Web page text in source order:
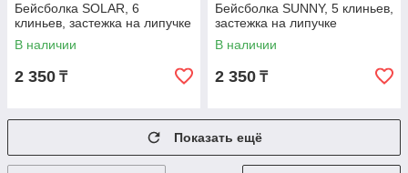
Бейсболка SOLAR, 6
клиньев, застежка на липучке
В наличии
2 350 ₸
Бейсболка SUNNY, 5 клиньев,
застежка на липучке
В наличии
2 350 ₸
Показать ещё